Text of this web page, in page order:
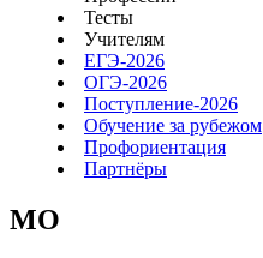
Тесты
Учителям
ЕГЭ-2026
ОГЭ-2026
Поступление-2026
Обучение за рубежом
Профориентация
Партнёры
MO